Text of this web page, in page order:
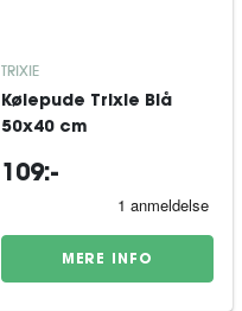
TRIXIE
Kølepude Trixie Blå
50x40 cm
109:-
MERE INFO